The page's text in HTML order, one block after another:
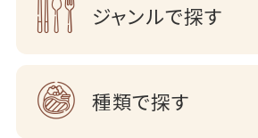
ジャンルで探す
種類で探す